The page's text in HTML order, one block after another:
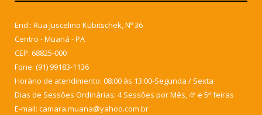
End.: Rua Juscelino Kubitschek, Nº 36
Centro - Muaná - PA
CEP: 68825-000
Fone: (91) 99183-1136
Horário de atendimento: 08:00 às 13:00-Segunda / Sexta
Dias de Sessões Ordinárias: 4 Sessões por Mês, 4ª e 5ª feiras
E-mail: camara.muana@yahoo.com.br